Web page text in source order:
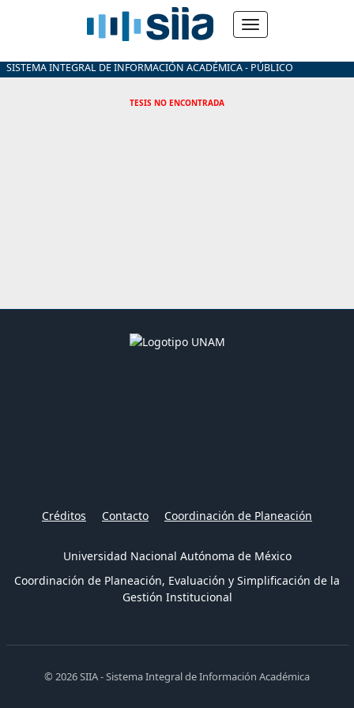
SISTEMA INTEGRAL DE INFORMACIÓN ACADÉMICA - PÚBLICO
TESIS NO ENCONTRADA
Créditos Contacto Coordinación de Planeación
Universidad Nacional Autónoma de México
Coordinación de Planeación, Evaluación y Simplificación de la
Gestión Institucional
© 2026 SIIA - Sistema Integral de Información Académica